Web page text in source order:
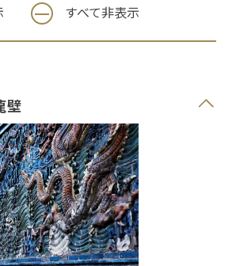
すべて非表示
壁